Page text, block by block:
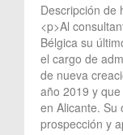
Descripción de
<p>Al
Bélgica su
el cargo de
de nueva
año 2019 y
en Alicante. Su
prospección y